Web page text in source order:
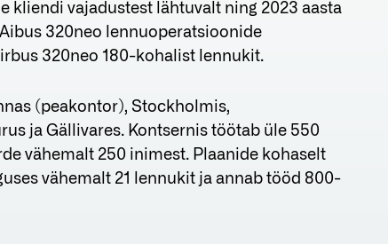
kliendi vajadustest lähtuvalt ning 2023 aasta
320neo lennuoperatsioonide
320neo 180-kohalist lennukit.
(peakontor), Stockholmis,
ja Gällivares. Kontsernis töötab üle 550
vähemalt 250 inimest. Plaanide kohaselt
vähemalt 21 lennukit ja annab tööd 800-